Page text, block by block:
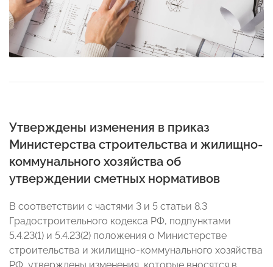
Утверждены изменения в приказ
Министерства строительства и жилищно-
коммунального хозяйства об
утверждении сметных нормативов
В соответствии с частями 3 и 5 статьи 8.3
Градостроительного кодекса РФ, подпунктами
5.4.23(1) и 5.4.23(2) положения о Министерстве
строительства и жилищно-коммунального хозяйства